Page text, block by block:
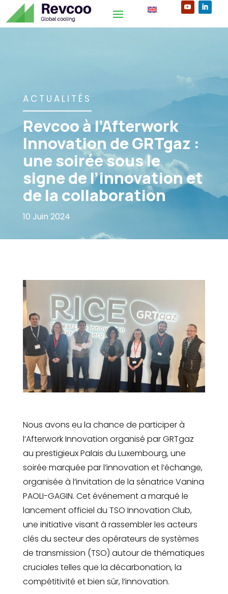
ACTUALITÉS
Revcoo à l’Afterwork
Innovation de GRTgaz :
une soirée sous le
signe de l’innovation et
de la collaboration
10 Juin 2024
Nous avons eu la chance de participer à
l’Afterwork Innovation organisé par GRTgaz
au prestigieux Palais du Luxembourg, une
soirée marquée par l’innovation et l’échange,
organisée à l’invitation de la sénatrice Vanina
PAOLI-GAGIN. Cet événement a marqué le
lancement officiel du TSO Innovation Club,
une initiative visant à rassembler les acteurs
clés du secteur des opérateurs de systèmes
de transmission (TSO) autour de thématiques
cruciales telles que la décarbonation, la
compétitivité et bien sûr, l’innovation.